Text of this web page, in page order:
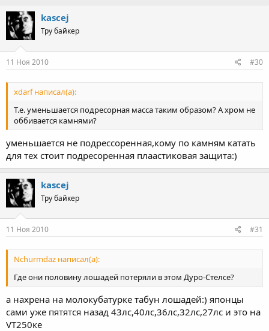
kascej
Тру байкер
11 Ноя 2010 #30
xdarf написал(а):
Т.е. уменьшается подресорная масса таким образом? А хром не
оббивается камнями?
уменьшается не подрессоренная,кому по камням катать
для тех стоит подресоренная плаастиковая защита:)
kascej
Тру байкер
11 Ноя 2010 #31
Nchurmdaz написал(а):
Где они половину лошадей потеряли в этом Дуро-Стелсе?
а нахрена на молокубатурке табун лошадей:) японцы
сами уже пятятся назад 43лс,40лс,36лс,32лс,27лс и это на
VT250ке